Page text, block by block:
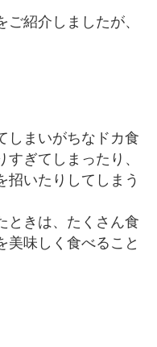
紹介しましたが、
しまいがちなドカ食
ぎてしまったり、
招いたりしてしまう
ときは、たくさん食
美味しく食べること